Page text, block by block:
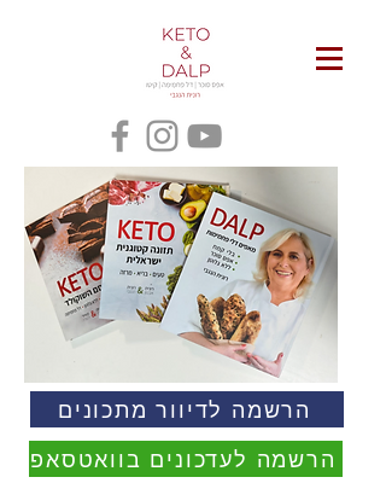
הרשמה לדיוור מתכונים
הרשמה לעדכונים בוואטסאפ